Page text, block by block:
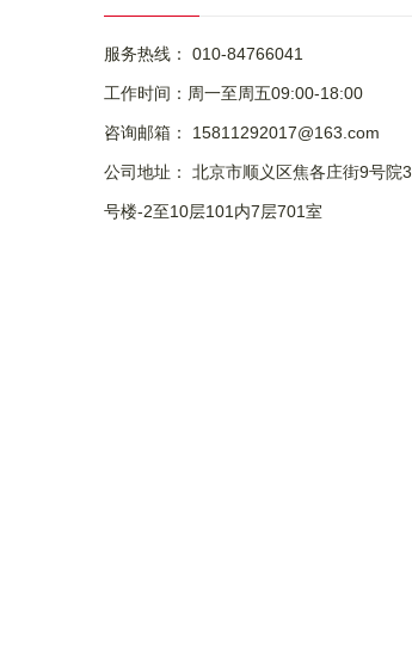
服务热线： 010-84766041
工作时间：周一至周五09:00-18:00
咨询邮箱： 15811292017@163.com
公司地址： 北京市顺义区焦各庄街9号院3
号楼-2至10层101内7层701室